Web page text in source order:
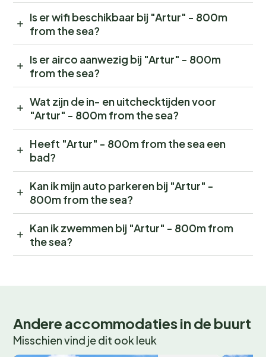
Is er wifi beschikbaar bij "Artur" - 800m
from the sea?
Is er airco aanwezig bij "Artur" - 800m
from the sea?
Wat zijn de in- en uitchecktijden voor
"Artur" - 800m from the sea?
Heeft "Artur" - 800m from the sea een
bad?
Kan ik mijn auto parkeren bij "Artur" -
800m from the sea?
Kan ik zwemmen bij "Artur" - 800m from
the sea?
Andere accommodaties in de buurt
Misschien vind je dit ook leuk